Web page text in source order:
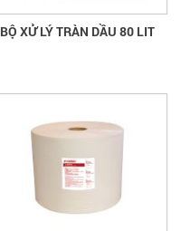
BỘ XỬ LÝ TRÀN DẦU 80 LIT